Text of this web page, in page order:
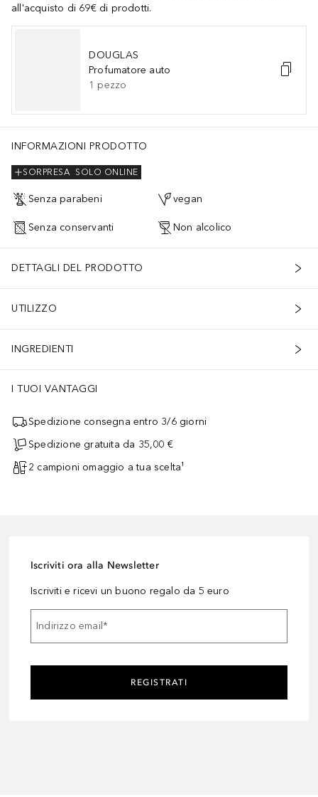
all'acquisto di 69€ di prodotti.
DOUGLAS
Profumatore auto
1 pezzo
INFORMAZIONI PRODOTTO
SOLO ONLINE
SORPRESA
Senza parabeni vegan
Senza conservanti Non alcolico
DETTAGLI DEL PRODOTTO
UTILIZZO
INGREDIENTI
I TUOI VANTAGGI
Spedizione consegna entro 3/6 giorni
Spedizione gratuita da 35,00 €
2 campioni omaggio a tua scelta¹
Iscriviti ora alla Newsletter
Iscriviti e ricevi un buono regalo da 5 euro
Indirizzo email*
REGISTRATI